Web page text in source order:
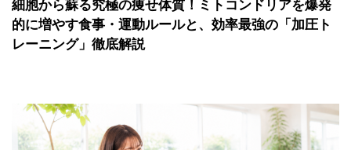
細胞から蘇る究極の痩せ体質！ミトコンドリアを爆発
的に増やす食事・運動ルールと、効率最強の「加圧ト
レーニング」徹底解説